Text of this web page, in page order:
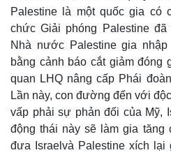
Palestine là một quốc gia có
chức Giải phóng Palestine
Nhà nước Palestine gia
bằng cảnh báo cắt giảm đóng
quan LHQ nâng cấp Phái
Lần này, con đường đến với
vấp phải sự phản đối của Mỹ,
động thái này sẽ làm gia tăng
đưa Israelvà Palestine xích lại